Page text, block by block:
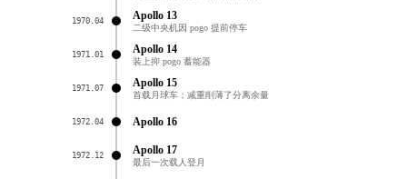
1970.04 Apollo 13
二级中央机因 pogo 提前停车
1971.01 Apollo 14
装上抑 pogo 蓄能器
1971.07 Apollo 15
首载月球车；减重削薄了分离余量
1972.04 Apollo 16
1972.12 Apollo 17
最后一次载人登月